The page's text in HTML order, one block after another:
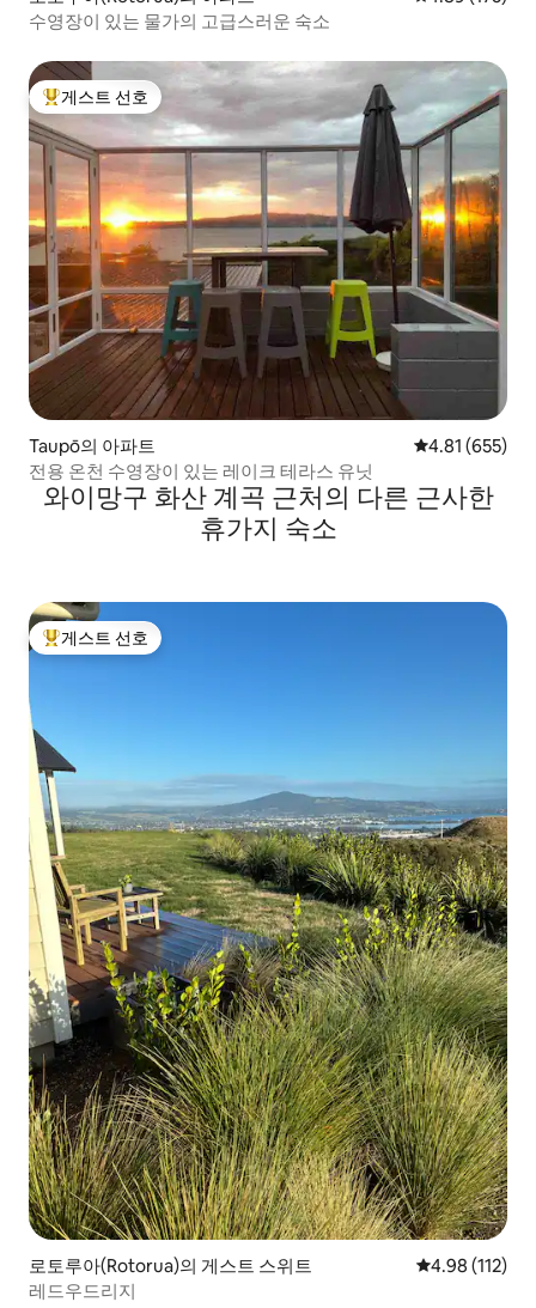
수영장이 있는 물가의 고급스러운 숙소
상위 게스트 선호
게스트 선호
Taupō의 아파트 평점 4.81점(5
4.81 (655)
전용 온천 수영장이 있는 레이크 테라스 유닛
와이망구 화산 계곡 근처의 다른 근사한
휴가지 숙소
상위 게스트 선호
게스트 선호
로토루아(Rotorua)의 게스트 스위트 평점 4.98점(5
4.98 (112)
레드우드리지